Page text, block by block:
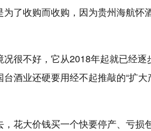
了收购而收购，因为贵州海航怀
很不好，它从2018年起就已经
酒业还硬要用经不起推敲的“扩大
花大价钱买一个快要停产、亏损